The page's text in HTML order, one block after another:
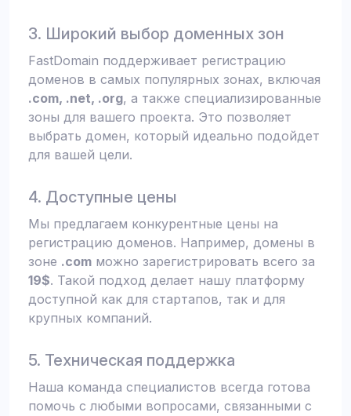
3. Широкий выбор доменных зон
FastDomain поддерживает регистрацию
доменов в самых популярных зонах, включая
.com, .net, .org, а также специализированные
зоны для вашего проекта. Это позволяет
выбрать домен, который идеально подойдет
для вашей цели.
4. Доступные цены
Мы предлагаем конкурентные цены на
регистрацию доменов. Например, домены в
зоне .com можно зарегистрировать всего за
19$. Такой подход делает нашу платформу
доступной как для стартапов, так и для
крупных компаний.
5. Техническая поддержка
Наша команда специалистов всегда готова
помочь с любыми вопросами, связанными с